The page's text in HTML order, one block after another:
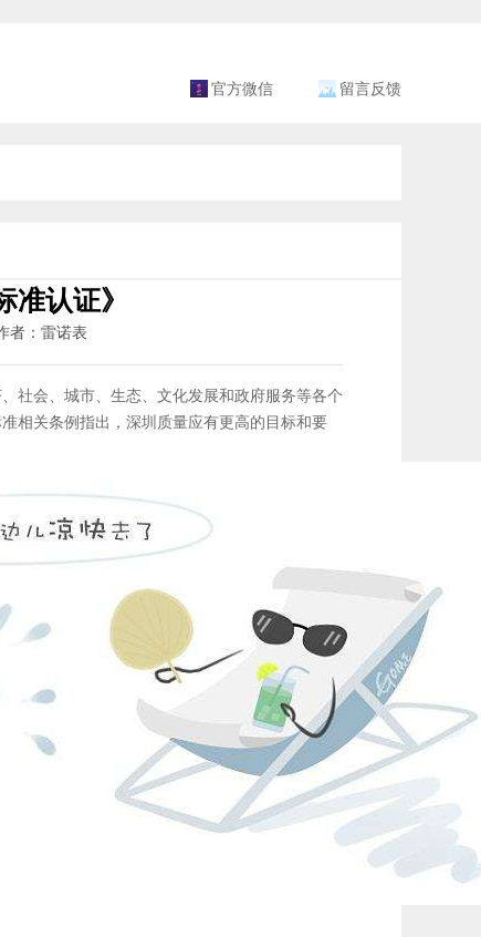
官方微信 留言反馈
准认证》
：雷诺表
社会、城市、生态、文化发展和政府服务等各个
相关条例指出，深圳质量应有更高的目标和要